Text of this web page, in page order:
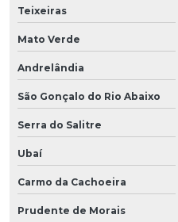
Teixeiras
Mato Verde
Andrelândia
São Gonçalo do Rio Abaixo
Serra do Salitre
Ubaí
Carmo da Cachoeira
Prudente de Morais